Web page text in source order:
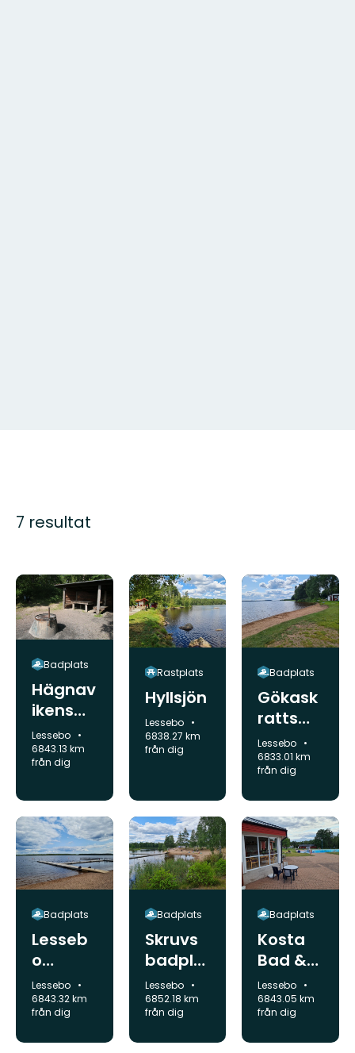
7 resultat
Badplats
Hägnav
ikens
badpla
ts
Kommun:
Lessebo
6843.13 km
från dig
Rastplats
Hyllsjön
Kommun:
Lessebo
6838.27 km
från dig
Badplats
Gökask
ratts
badpla
ts
Kommun:
Lessebo
6833.01 km
från dig
Badplats
Lesseb
o
badpla
ts
Kommun:
Lessebo
6843.32 km
från dig
Badplats
Skruvs
badpla
ts
Kommun:
Lessebo
6852.18 km
från dig
Badplats
Kosta
Bad &
Campi
ng
Kommun:
Lessebo
6843.05 km
från dig